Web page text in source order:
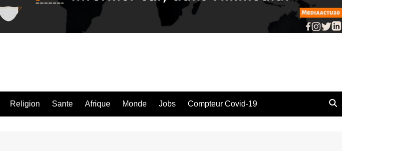
Religion Sante Afrique Monde Jobs Compteur Covid-19